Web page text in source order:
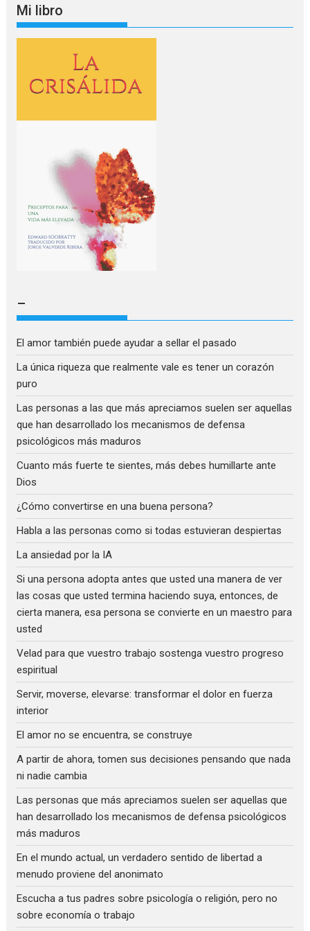
idioma
Mi libro
–
El amor también puede ayudar a sellar el pasado
La única riqueza que realmente vale es tener un corazón
puro
Las personas a las que más apreciamos suelen ser aquellas
que han desarrollado los mecanismos de defensa
psicológicos más maduros
Cuanto más fuerte te sientes, más debes humillarte ante
Dios
¿Cómo convertirse en una buena persona?
Habla a las personas como si todas estuvieran despiertas
La ansiedad por la IA
Si una persona adopta antes que usted una manera de ver
las cosas que usted termina haciendo suya, entonces, de
cierta manera, esa persona se convierte en un maestro para
usted
Velad para que vuestro trabajo sostenga vuestro progreso
espiritual
Servir, moverse, elevarse: transformar el dolor en fuerza
interior
El amor no se encuentra, se construye
A partir de ahora, tomen sus decisiones pensando que nada
ni nadie cambia
Las personas que más apreciamos suelen ser aquellas que
han desarrollado los mecanismos de defensa psicológicos
más maduros
En el mundo actual, un verdadero sentido de libertad a
menudo proviene del anonimato
Escucha a tus padres sobre psicología o religión, pero no
sobre economía o trabajo